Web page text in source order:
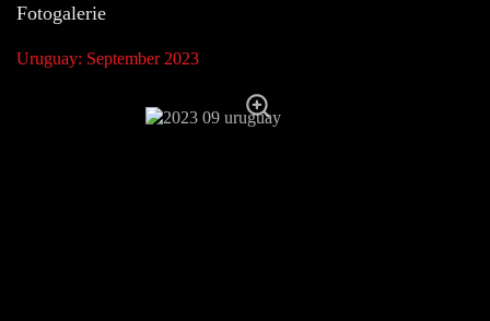
Fotogalerie
Uruguay: September 2023